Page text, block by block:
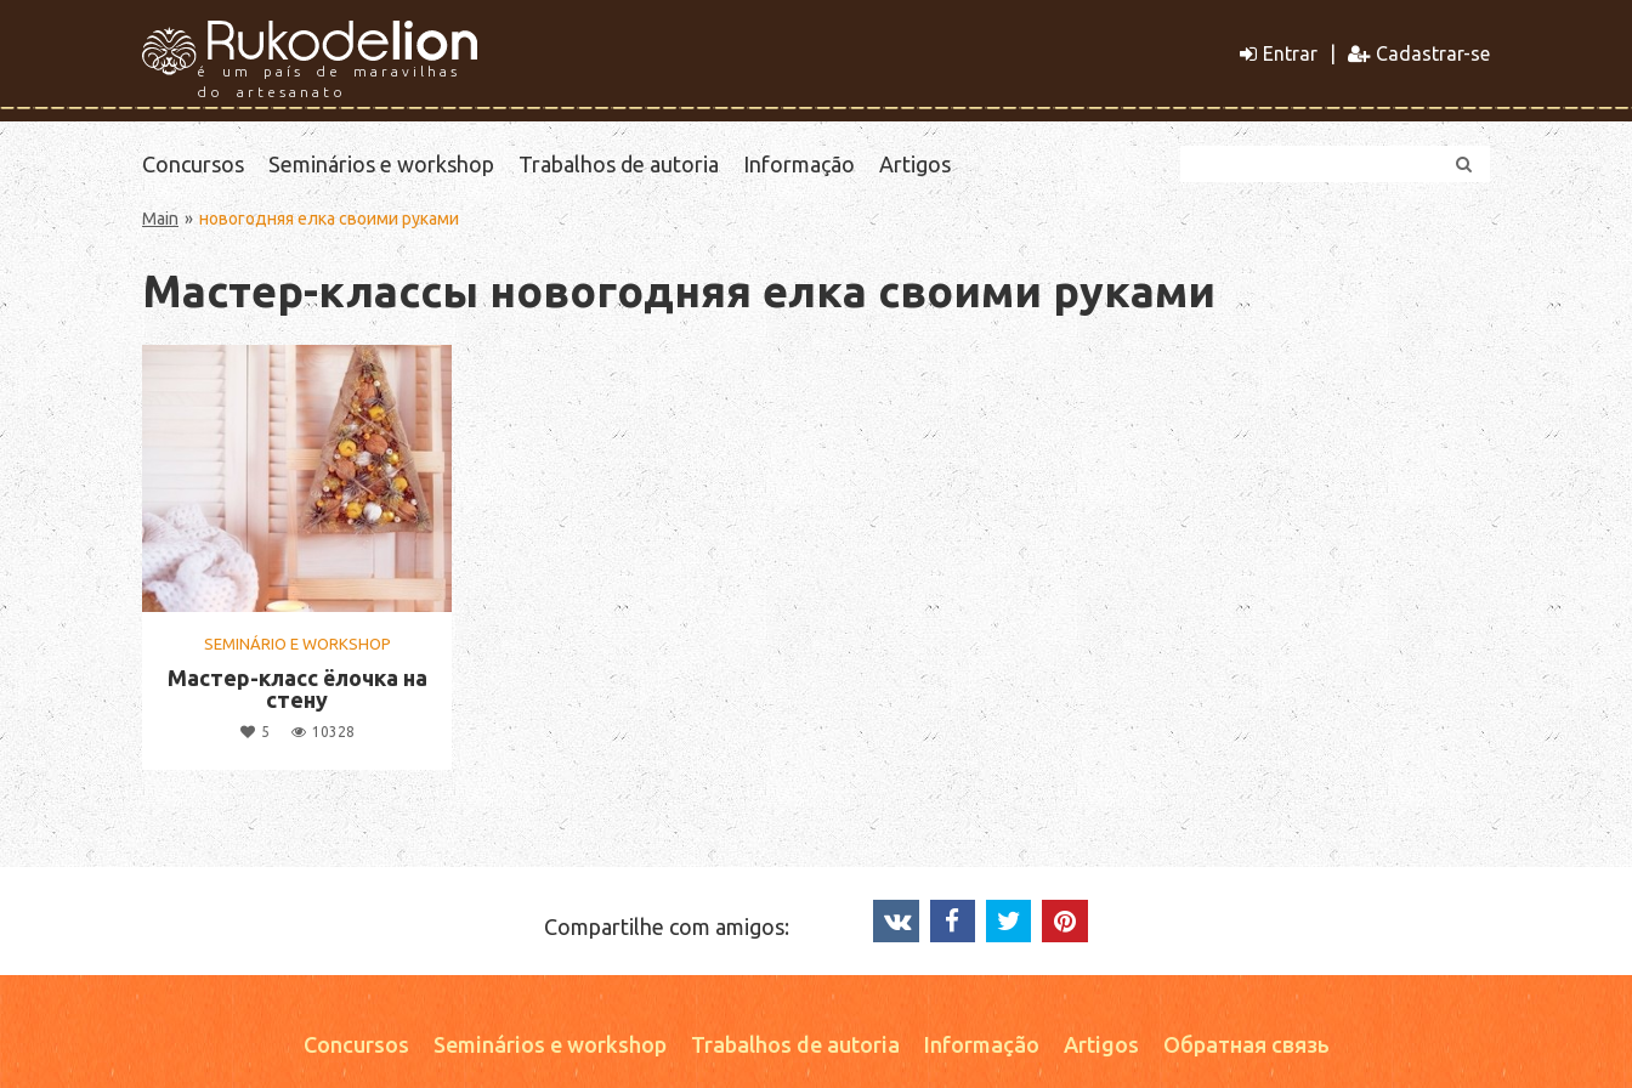
é um país de maravilhas
do artesanato
Entrar Cadastrar-se
Concursos Seminários e workshop Trabalhos de autoria Informação Artigos
Main новогодняя елка своими руками
Мастер-классы новогодняя елка своими руками
SEMINÁRIO E WORKSHOP
Мастер-класс ёлочка на
стену
5 10328
Compartilhe com amigos:
Concursos Seminários e workshop Trabalhos de autoria Informação Artigos Обратная связь